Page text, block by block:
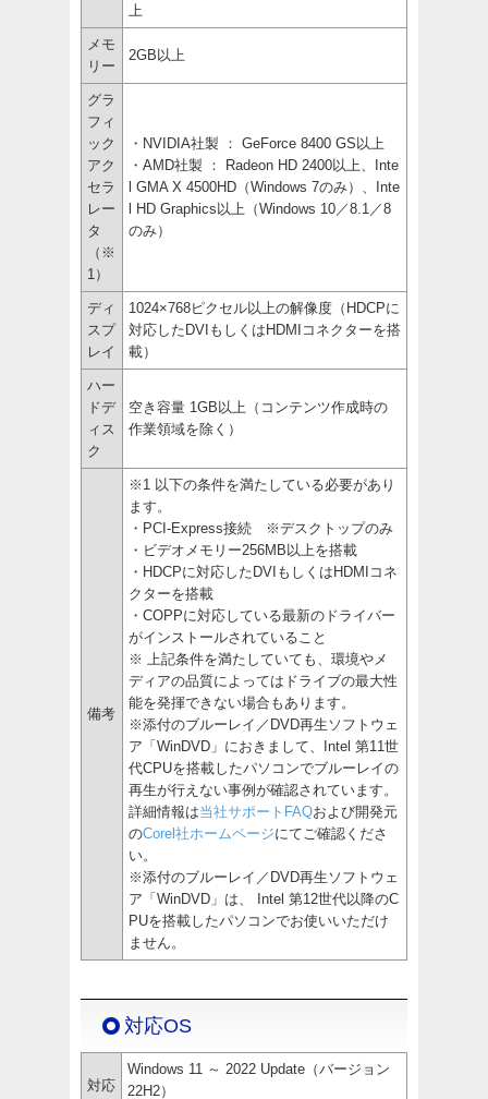
上
メモ
リー
2GB以上
グラ
フィ
ック
アク
セラ
レー
タ
（※
1）
・NVIDIA社製 ： GeForce 8400 GS以上
・AMD社製 ： Radeon HD 2400以上、Inte
l GMA X 4500HD（Windows 7のみ）、Inte
l HD Graphics以上（Windows 10／8.1／8
のみ）
ディ
スプ
レイ
1024×768ピクセル以上の解像度（HDCPに
対応したDVIもしくはHDMIコネクターを搭
載）
ハー
ドデ
ィス
ク
空き容量 1GB以上（コンテンツ作成時の
作業領域を除く）
備考
※1 以下の条件を満たしている必要があり
ます。
・PCI-Express接続 ※デスクトップのみ
・ビデオメモリー256MB以上を搭載
・HDCPに対応したDVIもしくはHDMIコネ
クターを搭載
・COPPに対応している最新のドライバー
がインストールされていること
※ 上記条件を満たしていても、環境やメ
ディアの品質によってはドライブの最大性
能を発揮できない場合もあります。
※添付のブルーレイ／DVD再生ソフトウェ
ア「WinDVD」におきまして、Intel 第11世
代CPUを搭載したパソコンでブルーレイの
再生が行えない事例が確認されています。
詳細情報は当社サポートFAQおよび開発元
のCorel社ホームページにてご確認くださ
い。
※添付のブルーレイ／DVD再生ソフトウェ
ア「WinDVD」は、 Intel 第12世代以降のC
PUを搭載したパソコンでお使いいただけ
ません。
対応OS
対応
Windows 11 ～ 2022 Update（バージョン
22H2）